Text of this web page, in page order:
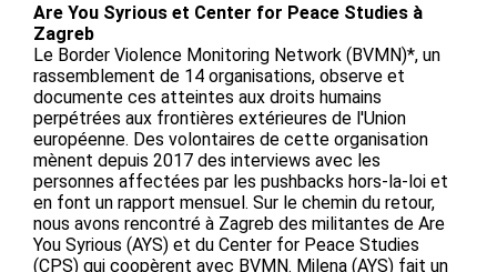
Are You Syrious et Center for Peace Studies à
Zagreb
Le Border Violence Monitoring Network (BVMN)*, un
rassemblement de 14 organisations, observe et
documente ces atteintes aux droits humains
perpétrées aux frontières extérieures de l'Union
européenne. Des volontaires de cette organisation
mènent depuis 2017 des interviews avec les
personnes affectées par les pushbacks hors-la-loi et
en font un rapport mensuel. Sur le chemin du retour,
nous avons rencontré à Zagreb des militantes de Are
You Syrious (AYS) et du Center for Peace Studies
(CPS) qui coopèrent avec BVMN. Milena (AYS) fait un